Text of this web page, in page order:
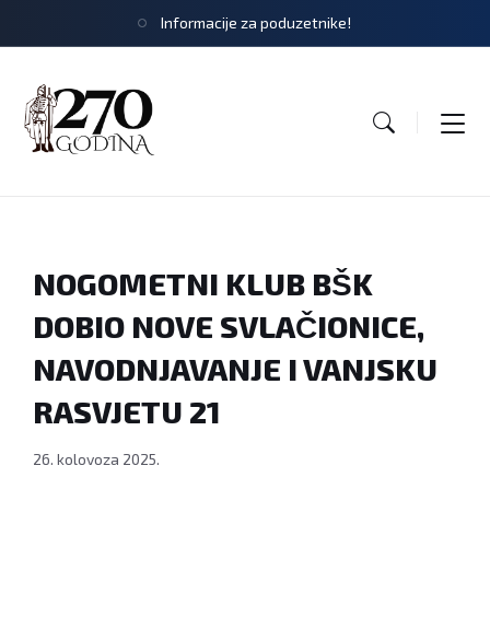
Informacije za poduzetnike!
NOGOMETNI KLUB BŠK
DOBIO NOVE SVLAČIONICE,
NAVODNJAVANJE I VANJSKU
RASVJETU 21
26. kolovoza 2025.